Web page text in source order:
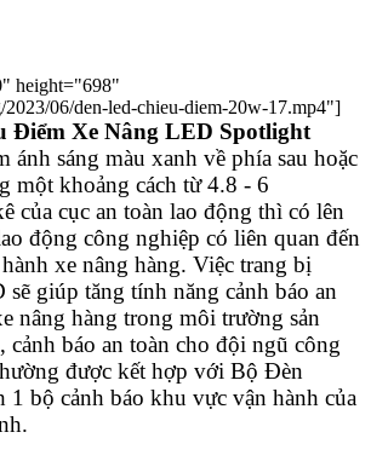
height="698"
2023/06/den-led-chieu-diem-20w-17.mp4"]
Điểm Xe Nâng LED Spotlight
ánh sáng màu xanh về phía sau hoặc
một khoảng cách từ 4.8 - 6
của cục an toàn lao động thì có lên
động công nghiệp có liên quan đến
xe nâng hàng. Việc trang bị
giúp tăng tính năng cảnh báo an
nâng hàng trong môi trường sản
cảnh báo an toàn cho đội ngũ công
được kết hợp với Bộ Đèn
1 bộ cảnh báo khu vực vận hành của